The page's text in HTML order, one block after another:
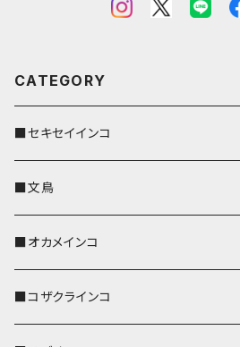
CATEGORY
■セキセイインコ
キーカバー
キーホルダー
パスケース
■文鳥
キーカバー
キーホルダー
■オカメインコ
キーカバー
■コザクラインコ